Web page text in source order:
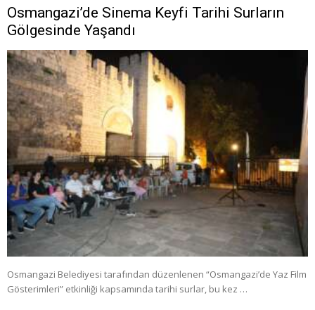
Osmangazi’de Sinema Keyfi Tarihi Surların
Gölgesinde Yaşandı
Osmangazi Belediyesi tarafından düzenlenen “Osmangazi’de Yaz Film
Gösterimleri” etkinliği kapsamında tarihi surlar, bu kez …